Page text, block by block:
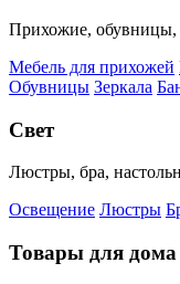
Прихожие, обувницы,
Мебель для прихожей
Обувницы Зеркала
Свет
Люстры, бра,
Освещение Люстры
Товары для дома